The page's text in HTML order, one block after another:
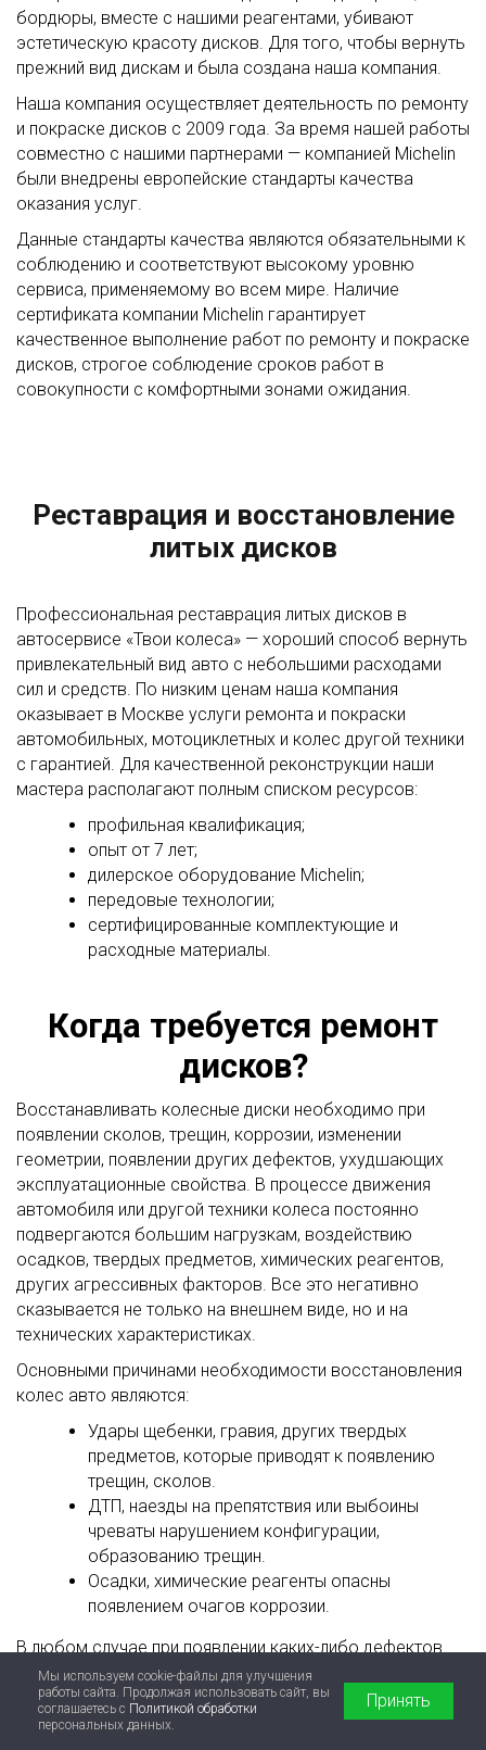
бордюры, вместе с нашими реагентами, убивают
эстетическую красоту дисков. Для того, чтобы вернуть
прежний вид дискам и была создана наша компания.
Наша компания осуществляет деятельность по ремонту
и покраске дисков с 2009 года. За время нашей работы
совместно с нашими партнерами — компанией Michelin
были внедрены европейские стандарты качества
оказания услуг.
Данные стандарты качества являются обязательными к
соблюдению и соответствуют высокому уровню
сервиса, применяемому во всем мире. Наличие
сертификата компании Michelin гарантирует
качественное выполнение работ по ремонту и покраске
дисков, строгое соблюдение сроков работ в
совокупности с комфортными зонами ожидания.
Реставрация и восстановление
литых дисков
Профессиональная реставрация литых дисков в
автосервисе «Твои колеса» — хороший способ вернуть
привлекательный вид авто с небольшими расходами
сил и средств. По низким ценам наша компания
оказывает в Москве услуги ремонта и покраски
автомобильных, мотоциклетных и колес другой техники
с гарантией. Для качественной реконструкции наши
мастера располагают полным списком ресурсов:
профильная квалификация;
опыт от 7 лет;
дилерское оборудование Michelin;
передовые технологии;
сертифицированные комплектующие и
расходные материалы.
Когда требуется ремонт
дисков?
Восстанавливать колесные диски необходимо при
появлении сколов, трещин, коррозии, изменении
геометрии, появлении других дефектов, ухудшающих
эксплуатационные свойства. В процессе движения
автомобиля или другой техники колеса постоянно
подвергаются большим нагрузкам, воздействию
осадков, твердых предметов, химических реагентов,
других агрессивных факторов. Все это негативно
сказывается не только на внешнем виде, но и на
технических характеристиках.
Основными причинами необходимости восстановления
колес авто являются:
Удары щебенки, гравия, других твердых
предметов, которые приводят к появлению
трещин, сколов.
ДТП, наезды на препятствия или выбоины
чреваты нарушением конфигурации,
образованию трещин.
Осадки, химические реагенты опасны
появлением очагов коррозии.
В любом случае при появлении каких-либо дефектов
необходимо обратиться в сервисный центр для
устранения неполадок. Игнорирование проблем
приводит к неравномерному износу шин, повышенному
Мы используем cookie-файлы для улучшения
работы сайта. Продолжая использовать сайт, вы
соглашаетесь с Политикой обработки
персональных данных.
Принять